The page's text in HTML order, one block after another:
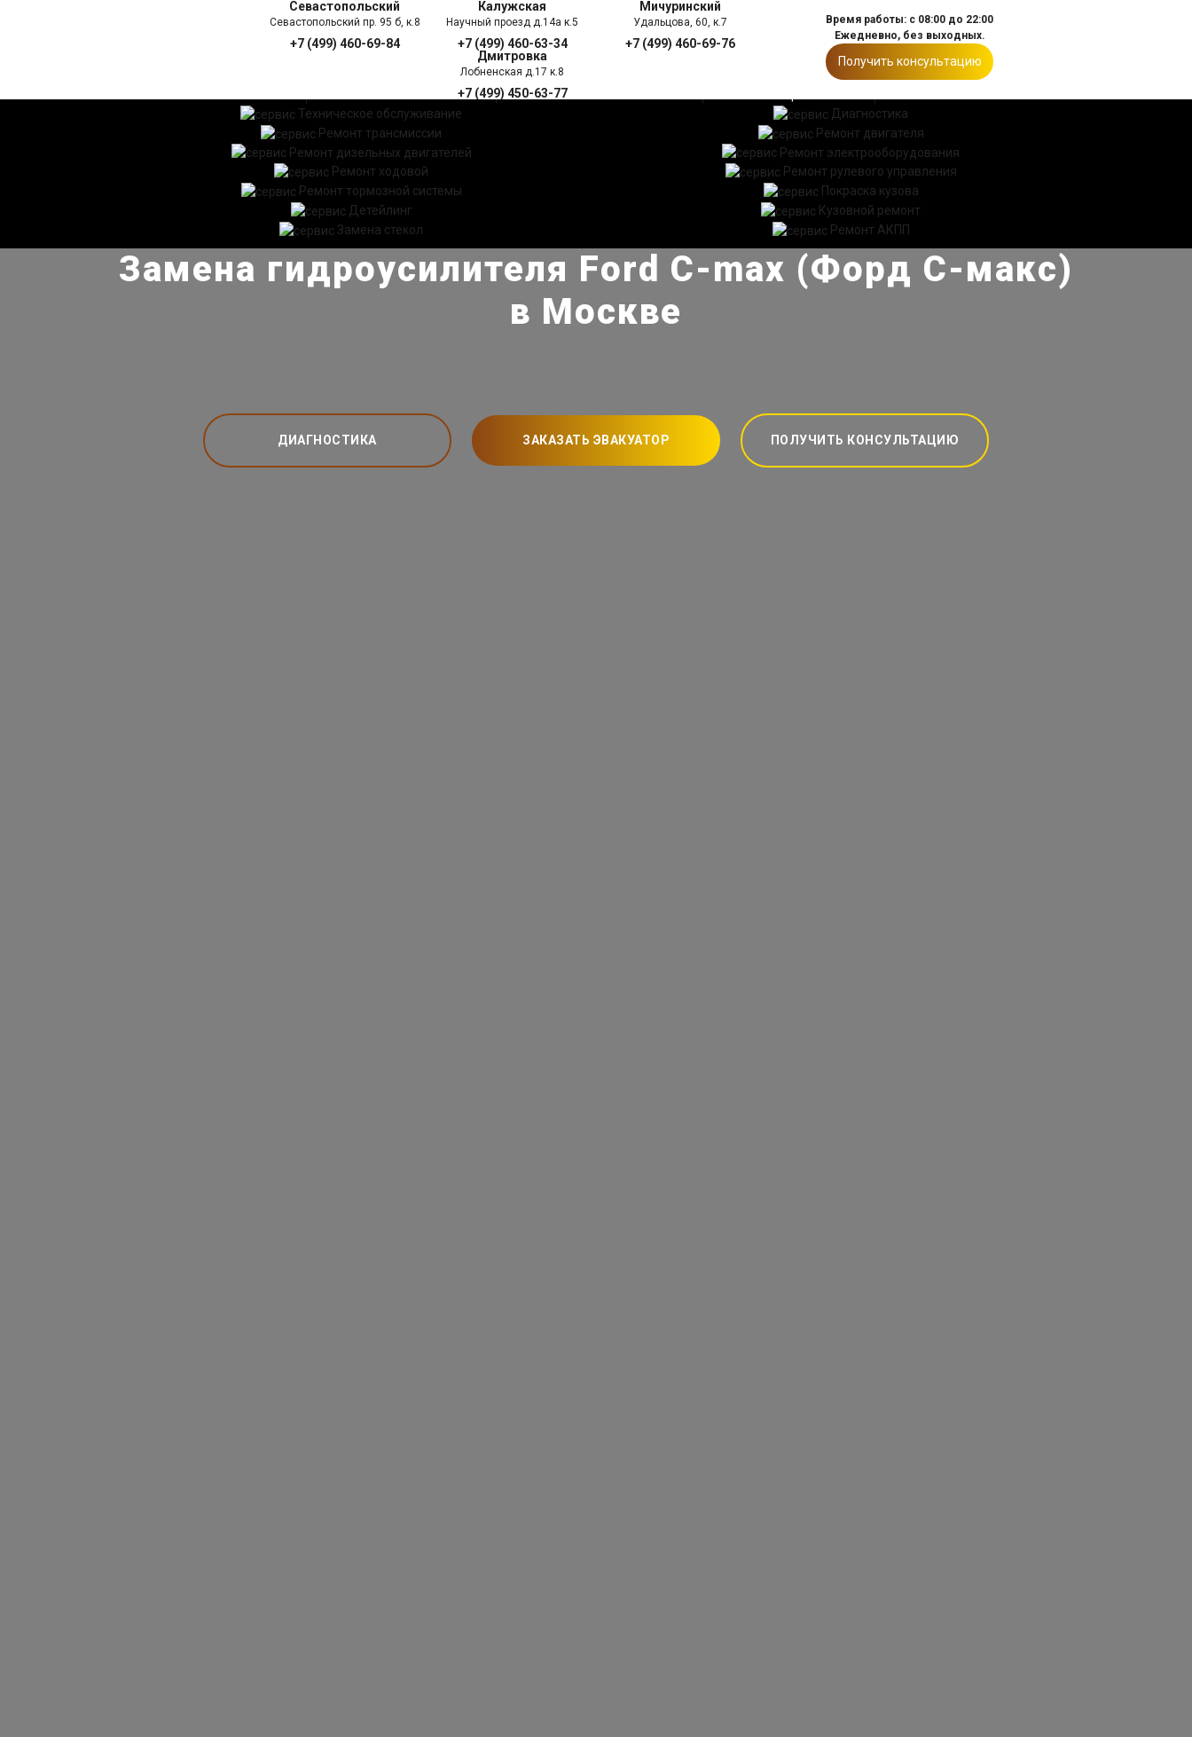
Севастопольский
Севастопольский пр. 95 б, к.8
+7 (499) 460-69-84
Калужская
Научный проезд д.14а к.5
+7 (499) 460-63-34
Мичуринский
Удальцова, 60, к.7
+7 (499) 460-69-76
Дмитровка
Лобненская д.17 к.8
+7 (499) 450-63-77
Время работы: с 08:00 до 22:00
Ежедневно, без выходных.
Получить консультацию
ПРАЙС ЛИСТ
Техническое обслуживание
Диагностика
Ремонт трансмиссии
Ремонт двигателя
Ремонт дизельных двигателей
Ремонт электрооборудования
Ремонт ходовой
Ремонт рулевого управления
Ремонт тормозной системы
Покраска кузова
Детейлинг
Кузовной ремонт
Замена стекол
Ремонт АКПП
Замена гидроусилителя Ford C-max (Форд С-макс)
в Москве
ДИАГНОСТИКА ЗАКАЗАТЬ ЭВАКУАТОР ПОЛУЧИТЬ КОНСУЛЬТАЦИЮ